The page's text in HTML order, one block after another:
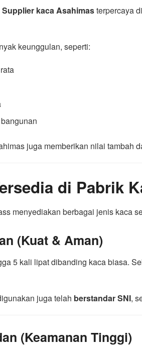
Supplier kaca Asahimasterpercaya
keunggulan, seperti:
juga memberikan nilai tambah
di Pabrik
menyediakan berbagai jenis kaca
(Kuat & Aman)
5 kali lipat dibanding kaca biasa.
juga telah berstandar SNI,
(Keamanan Tinggi)